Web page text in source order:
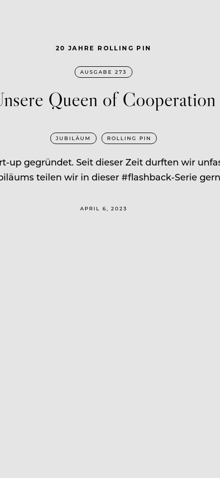
20 JAHRE ROLLING PIN
AUSGABE 273
Queen of Cooperation
JUBILÄUM ROLLING PIN
up gegründet. Seit dieser Zeit durften wir
teilen wir in dieser #flashback-Serie
APRIL 6, 2023